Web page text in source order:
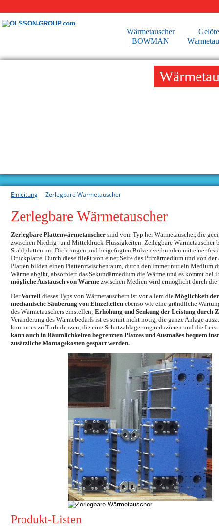
Wärmetauscher
BOWMAN
Einleitung Zerlegbare Wärmetauscher
Zerlegbare Wärmetauscher
Zerlegbare Plattenwärmetauscher sind vom Typ her Wärmetauscher, die
zwischen Niedrig- und Mitteldruck-Flüssigkeiten. Zerlegbare Wärmetauscher
Stahlplatten mit Dichtungen und beigefügten Bolzen verbunden mit einer
Druckplatte. Durch diese fließt von einer Seite das Primärmedium und von der
Platten bilden einen Plattenzwischenraum, durch den immer nur ein Medium
Wärme abgibt, absorbiert das Sekundärmedium die Wärme und es kommt bei
mögliche Austausch von Wärme zwischen Medien wird ermöglicht durch
DerVorteil dieses Typs von Wärmetauschern ist vor allem die Möglichkeit
mechanische Säuberung von Einzelteilen ebenso wie eine gründliche
des Wärmetauschers einstellen; Erhöhung und Senkung der Leistung durch
Veränderung des Wärmebedarfs ist es somit nicht nötig, die ganze Anlage
kommt es zu Turbulenzen, die eine Schutzablagerung reduzieren und die
kann auch in Räumlichkeiten begrenzten Platzes und Ausmaßes bequem
zusätzliche Montagekosten gespart werden.
Produkt-Listen